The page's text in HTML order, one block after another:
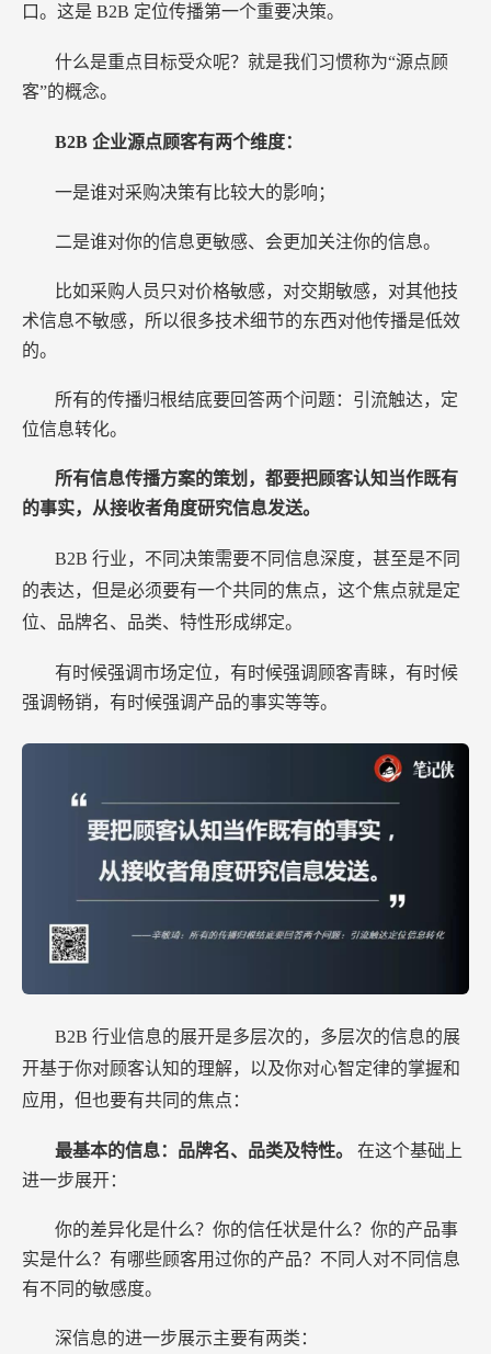
口。这是 B2B 定位传播第一个重要决策。
什么是重点目标受众呢？就是我们习惯称为“源点顾
客”的概念。
B2B企业源点顾客有两个维度：
一是谁对采购决策有比较大的影响；
二是谁对你的信息更敏感、会更加关注你的信息。
比如采购人员只对价格敏感，对交期敏感，对其他技
术信息不敏感，所以很多技术细节的东西对他传播是低效
的。
所有的传播归根结底要回答两个问题：引流触达，定
位信息转化。
所有信息传播方案的策划，都要把顾客认知当作既有
的事实，从接收者角度研究信息发送。
B2B行业，不同决策需要不同信息深度，甚至是不同
的表达，但是必须要有一个共同的焦点，这个焦点就是定
位、品牌名、品类、特性形成绑定。
有时候强调市场定位，有时候强调顾客青睐，有时候
强调畅销，有时候强调产品的事实等等。
B2B行业信息的展开是多层次的，多层次的信息的展
开基于你对顾客认知的理解，以及你对心智定律的掌握和
应用，但也要有共同的焦点：
最基本的信息：品牌名、品类及特性。在这个基础上
进一步展开：
你的差异化是什么？你的信任状是什么？你的产品事
实是什么？有哪些顾客用过你的产品？不同人对不同信息
有不同的敏感度。
深信息的进一步展示主要有两类：